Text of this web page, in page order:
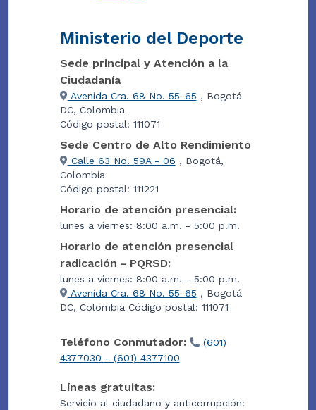
Ministerio del Deporte
Sede principal y Atención a la
Ciudadanía
Avenida Cra. 68 No. 55-65 , Bogotá
DC, Colombia
Código postal: 111071
Sede Centro de Alto Rendimiento
Calle 63 No. 59A - 06 , Bogotá,
Colombia
Código postal: 111221
Horario de atención presencial:
lunes a viernes: 8:00 a.m. - 5:00 p.m.
Horario de atención presencial
radicación - PQRSD:
lunes a viernes: 8:00 a.m. - 5:00 p.m.
Avenida Cra. 68 No. 55-65 , Bogotá
DC, Colombia Código postal: 111071
Teléfono Conmutador:
(601)
4377030 - (601) 4377100
Líneas gratuitas:
Servicio al ciudadano y anticorrupción: